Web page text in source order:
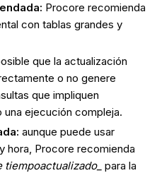
Procore recomienda
con tablas grandes y
que la actualización
o no genere
que impliquen
ejecución compleja.
aunque puede usar
hora, Procore recomienda
tiempoactualizado_ para la